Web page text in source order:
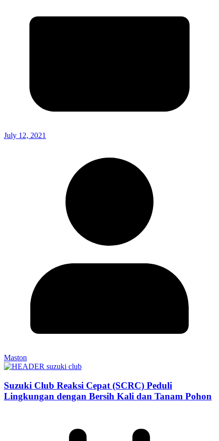
July 12, 2021
Maston
Suzuki Club Reaksi Cepat (SCRC) Peduli
Lingkungan dengan Bersih Kali dan Tanam Pohon